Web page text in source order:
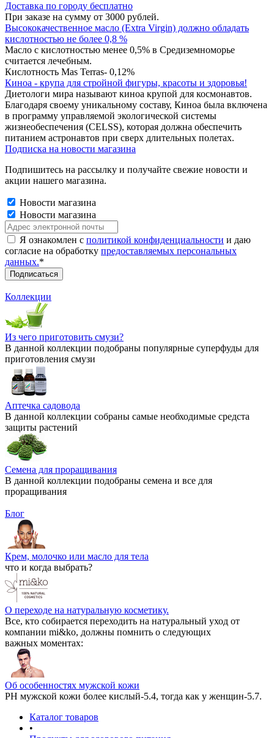
Доставка по городу бесплатно
При заказе на сумму от 3000 рублей.
Высококачественное масло (Extra Virgin) должно обладать
кислотностью не более 0,8 %
Масло с кислотностью менее 0,5% в Средиземноморье
считается лечебным.
Кислотность Mas Terras- 0,12%
Киноа - крупа для стройной фигуры, красоты и здоровья!
Диетологи мира называют киноа крупой для космонавтов.
Благодаря своему уникальному составу, Киноа была включена
в программу управляемой экологической системы
жизнеобеспечения (CELSS), которая должна обеспечить
питанием астронавтов при сверх длительных полетах.
Подписка на новости магазина
Подпишитесь на рассылку и получайте свежие новости и
акции нашего магазина.
Новости магазина
Новости магазина
Я ознакомлен с политикой конфиденциальности и даю
согласие на обработку предоставляемых персональных
данных.*
Коллекции
Из чего приготовить смузи?
В данной коллекции подобраны популярные суперфуды для
приготовления смузи
Аптечка садовода
В данной коллекции собраны самые необходимые средста
защиты растений
Семена для проращивания
В данной коллекции подобраны семена и все для
проращивания
Блог
Крем, молочко или масло для тела
что и когда выбрать?
О переходе на натуральную косметику.
Все, кто собирается переходить на натуральный уход от
компании mi&ko, должны помнить о следующих
важных моментах:
Об особенностях мужской кожи
РН мужской кожи более кислый-5.4, тогда как у женщин-5.7.
Каталог товаров
•